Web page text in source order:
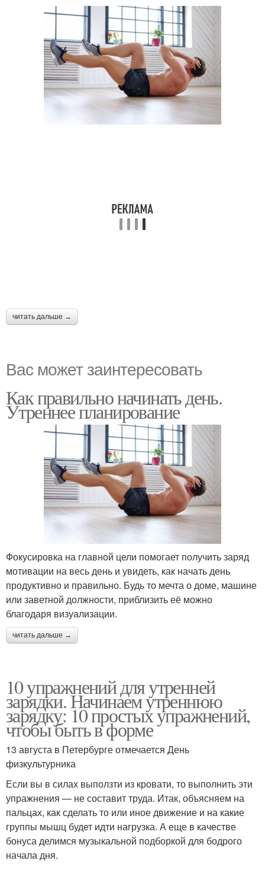
читать дальше →
Вас может заинтересовать
Как правильно начинать день.
Утреннее планирование
Фокусировка на главной цели помогает получить заряд
мотивации на весь день и увидеть, как начать день
продуктивно и правильно. Будь то мечта о доме, машине
или заветной должности, приблизить её можно
благодаря визуализации.
читать дальше →
10 упражнений для утренней
зарядки. Начинаем утреннюю
зарядку: 10 простых упражнений,
чтобы быть в форме
13 августа в Петербурге отмечается День
физкультурника
Если вы в силах выползти из кровати, то выполнить эти
упражнения — не составит труда. Итак, объясняем на
пальцах, как сделать то или иное движение и на какие
группы мышц будет идти нагрузка. А еще в качестве
бонуса делимся музыкальной подборкой для бодрого
начала дня.